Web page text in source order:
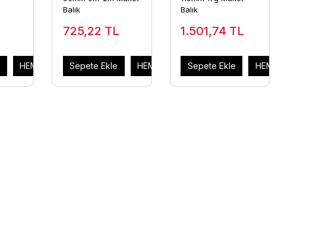
HEMEN AL
Balık
725,22 TL
Sepete Ekle HEMEN AL
Balık
1.501,74 TL
Sepete Ekle HEMEN AL